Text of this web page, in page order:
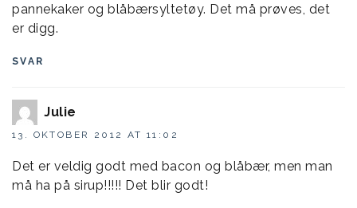
pannekaker og blåbærsyltetøy. Det må prøves, det
er digg.
SVAR
Julie
13. OKTOBER 2012 AT 11:02
Det er veldig godt med bacon og blåbær, men man
må ha på sirup!!!!! Det blir godt!